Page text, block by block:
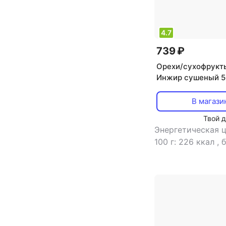
4.7
739 ₽
Орехи/
Инжир сушеный
В
Твой
Энергетическая
100 г: 226 ккал ,